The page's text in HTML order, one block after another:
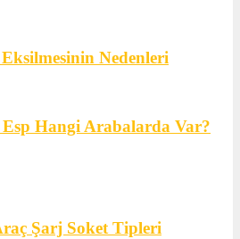
Nedenleri
Esp Hangi Arabalarda Var?
Şarj Soket Tipleri